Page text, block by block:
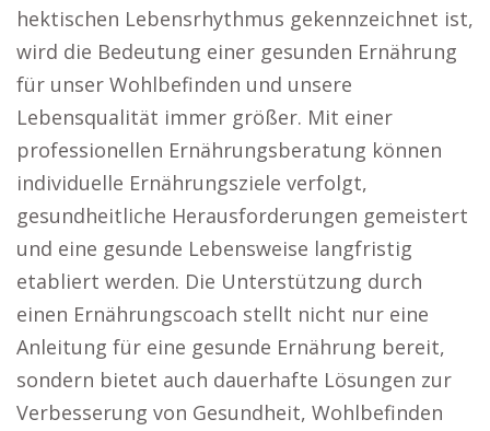
hektischen Lebensrhythmus gekennzeichnet ist,
wird die Bedeutung einer gesunden Ernährung
für unser Wohlbefinden und unsere
Lebensqualität immer größer. Mit einer
professionellen Ernährungsberatung können
individuelle Ernährungsziele verfolgt,
gesundheitliche Herausforderungen gemeistert
und eine gesunde Lebensweise langfristig
etabliert werden. Die Unterstützung durch
einen Ernährungscoach stellt nicht nur eine
Anleitung für eine gesunde Ernährung bereit,
sondern bietet auch dauerhafte Lösungen zur
Verbesserung von Gesundheit, Wohlbefinden